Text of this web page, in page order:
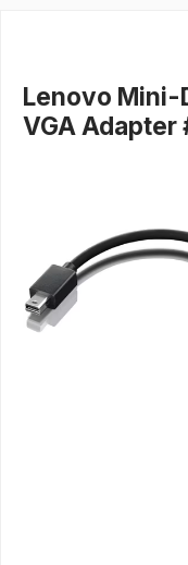
Lenovo Mini-
VGA Adapter